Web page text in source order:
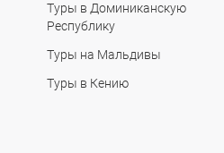
Туры в Доминиканскую
Республику
Туры на Мальдивы
Туры в Кению